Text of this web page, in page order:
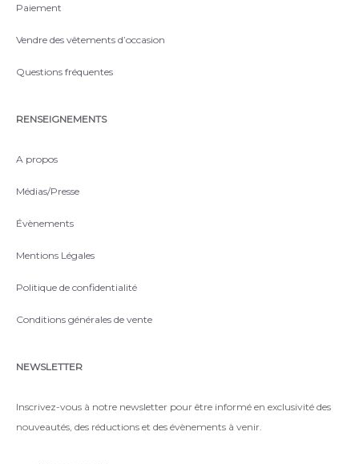
Paiement
Vendre des vêtements d’occasion
Questions fréquentes
RENSEIGNEMENTS
A propos
Médias/Presse
Évènements
Mentions Légales
Politique de confidentialité
Conditions générales de vente
NEWSLETTER
Inscrivez-vous à notre newsletter pour être informé en exclusivité des
nouveautés, des réductions et des évènements à venir.